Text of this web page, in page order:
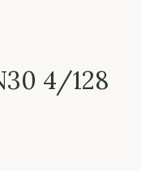
4/128